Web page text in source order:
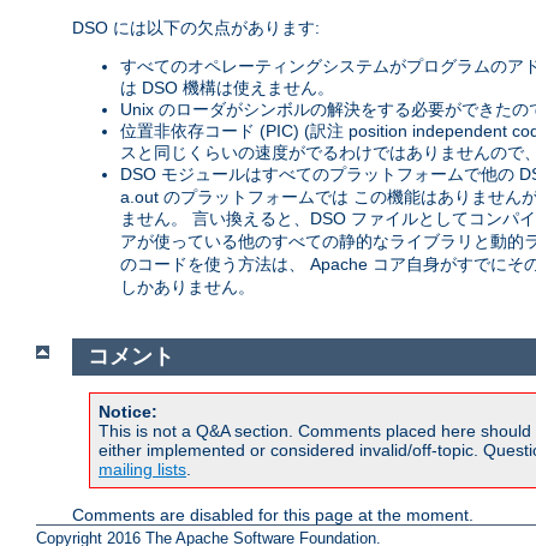
DSO には以下の欠点があります:
すべてのオペレーティングシステムがプログラムの
は DSO 機構は使えません。
Unix のローダがシンボルの解決をする必要ができた
位置非依存コード (PIC) (訳注 position independent
スと同じくらいの速度がでるわけではありませんので
DSO モジュールはすべてのプラットフォームで他の
a.out のプラットフォームでは この機能はありません
ません。 言い換えると、DSO ファイルとしてコンパ
アが使っている他のすべての静的なライブラリと動
のコードを使う方法は、 Apache コア自身がすでにそ
しかありません。
コメント
Notice:
This is not a Q&A section. Comments placed here
either implemented or considered invalid/off-topic.
mailing lists
Comments are disabled for this page at the moment.
Copyright 2016 The Apache Software Foundation.